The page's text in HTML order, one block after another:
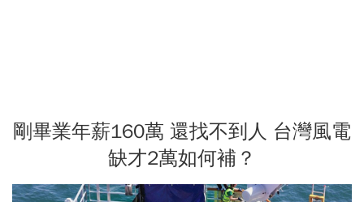
剛畢業年薪160萬 還找不到人 台灣風電
缺才2萬如何補？